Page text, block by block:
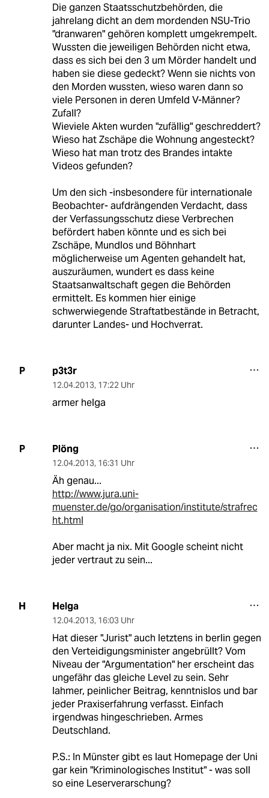
Die ganzen Staatsschutzbehörden, die
jahrelang dicht an dem mordenden NSU-Trio
"dranwaren" gehören komplett umgekrempelt.
Wussten die jeweiligen Behörden nicht etwa,
dass es sich bei den 3 um Mörder handelt und
haben sie diese gedeckt? Wenn sie nichts von
den Morden wussten, wieso waren dann so
viele Personen in deren Umfeld V-Männer?
Zufall?
Wieviele Akten wurden "zufällig" geschreddert?
Wieso hat Zschäpe die Wohnung angesteckt?
Wieso hat man trotz des Brandes intakte
Videos gefunden?
Um den sich -insbesondere für internationale
Beobachter- aufdrängenden Verdacht, dass
der Verfassungsschutz diese Verbrechen
befördert haben könnte und es sich bei
Zschäpe, Mundlos und Böhnhart
möglicherweise um Agenten gehandelt hat,
auszuräumen, wundert es dass keine
Staatsanwaltschaft gegen die Behörden
ermittelt. Es kommen hier einige
schwerwiegende Straftatbestände in Betracht,
darunter Landes- und Hochverrat.
P p3t3r
12.04.2013, 17:22 Uhr
armer helga
P Plöng
12.04.2013, 16:31 Uhr
Äh genau...
http://www.jura.uni-
muenster.de/go/organisation/institute/strafrec
ht.html
Aber macht ja nix. Mit Google scheint nicht
jeder vertraut zu sein...
H Helga
12.04.2013, 16:03 Uhr
Hat dieser "Jurist" auch letztens in berlin gegen
den Verteidigungsminister angebrüllt? Vom
Niveau der "Argumentation" her erscheint das
ungefähr das gleiche Level zu sein. Sehr
lahmer, peinlicher Beitrag, kenntnislos und bar
jeder Praxiserfahrung verfasst. Einfach
irgendwas hingeschrieben. Armes
Deutschland.
P.S.: In Münster gibt es laut Homepage der Uni
gar kein "Kriminologisches Institut" - was soll
so eine Leserverarschung?